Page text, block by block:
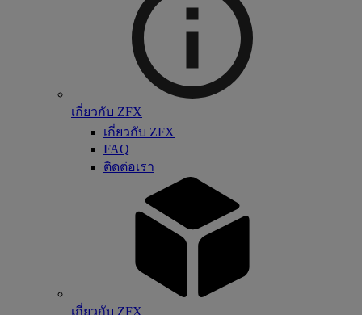
เกี่ยวกับ ZFX
เกี่ยวกับ ZFX
FAQ
ติดต่อเรา
เกี่ยวกับ ZFX